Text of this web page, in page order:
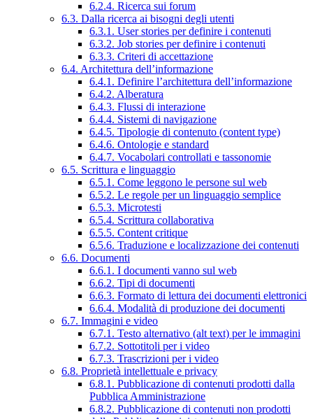
6.2.4. Ricerca sui forum
6.3. Dalla ricerca ai bisogni degli utenti
6.3.1. User stories per definire i contenuti
6.3.2. Job stories per definire i contenuti
6.3.3. Criteri di accettazione
6.4. Architettura dell’informazione
6.4.1. Definire l’architettura dell’informazione
6.4.2. Alberatura
6.4.3. Flussi di interazione
6.4.4. Sistemi di navigazione
6.4.5. Tipologie di contenuto (content type)
6.4.6. Ontologie e standard
6.4.7. Vocabolari controllati e tassonomie
6.5. Scrittura e linguaggio
6.5.1. Come leggono le persone sul web
6.5.2. Le regole per un linguaggio semplice
6.5.3. Microtesti
6.5.4. Scrittura collaborativa
6.5.5. Content critique
6.5.6. Traduzione e localizzazione dei contenuti
6.6. Documenti
6.6.1. I documenti vanno sul web
6.6.2. Tipi di documenti
6.6.3. Formato di lettura dei documenti elettronici
6.6.4. Modalità di produzione dei documenti
6.7. Immagini e video
6.7.1. Testo alternativo (alt text) per le immagini
6.7.2. Sottotitoli per i video
6.7.3. Trascrizioni per i video
6.8. Proprietà intellettuale e privacy
6.8.1. Pubblicazione di contenuti prodotti dalla
Pubblica Amministrazione
6.8.2. Pubblicazione di contenuti non prodotti